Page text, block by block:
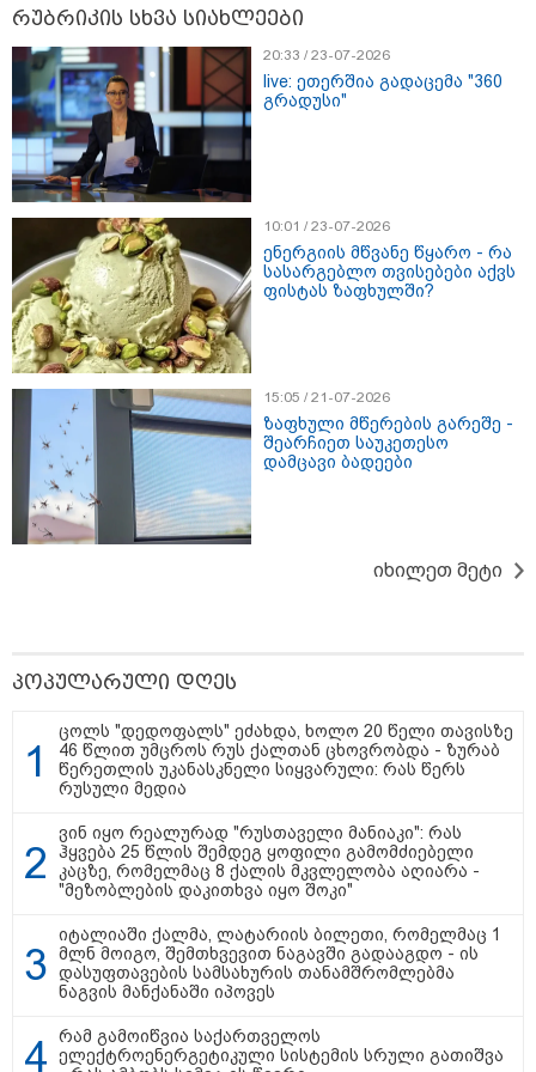
მნიშვნელოვანი ინფორმაცია
11:58 / 03-08-2026
ოქროსფერი კანი და წვნიანი შიგთავსი: როგორ
მოვამზადოთ სწორად პრემიუმ ხარისხის სოსისი -
რჩევები "შეფმაისტერის" ტექნოლოგისგან
ტრაგედია შოტლანდიაში - 35 წლის მამას
რუბრიკის სხვა სიახლეები
20:33 / 23-07-2026
live: ეთერშია გადაცემა "360
გრადუსი"
10:01 / 23-07-2026
ენერგიის მწვანე წყარო - რა
სასარგებლო თვისებები აქვს
ფისტას ზაფხულში?
15:05 / 21-07-2026
ზაფხული მწერების გარეშე -
შეარჩიეთ საუკეთესო
დამცავი ბადეები
იხილეთ მეტი
პოპულარული დღეს
ცოლს "დედოფალს" ეძახდა, ხოლო 20 წელი თავისზე
46 წლით უმცროს რუს ქალთან ცხოვრობდა - ზურაბ
წერეთლის უკანასკნელი სიყვარული: რას წერს
რუსული მედია
ვინ იყო რეალურად "რუსთაველი მანიაკი": რას
ჰყვება 25 წლის შემდეგ ყოფილი გამომძიებელი
კაცზე, რომელმაც 8 ქალის მკვლელობა აღიარა -
"მეზობლების დაკითხვა იყო შოკი"
იტალიაში ქალმა, ლატარიის ბილეთი, რომელმაც 1
მლნ მოიგო, შემთხვევით ნაგავში გადააგდო - ის
დასუფთავების სამსახურის თანამშრომლებმა
ნაგვის მანქანაში იპოვეს
რამ გამოიწვია საქართველოს
ელექტროენერგეტიკული სისტემის სრული გათიშვა